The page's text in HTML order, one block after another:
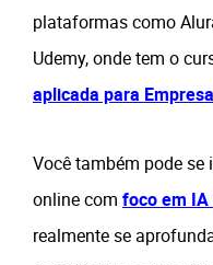
plataformas como
Udemy, onde tem o
aplicada para
Você também pode se
online com foco em IA
realmente se